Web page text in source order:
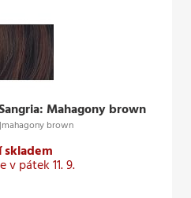
Mahagony brown
brown
skladem
v pátek 11. 9.